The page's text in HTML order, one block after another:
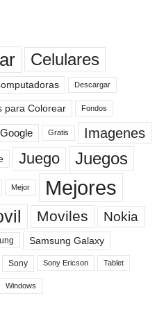
Celulares
Descargar
para Colorear Fondos
Google Gratis Imagenes
Juego Juegos
Mejor Mejores
Moviles Nokia
Samsung Galaxy
Sony Sony Ericson Tablet
Windows